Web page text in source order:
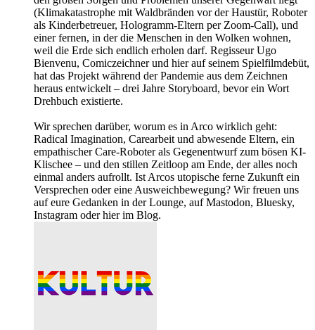
(Klimakatastrophe mit Waldbränden vor der Haustür, Roboter
als Kinderbetreuer, Hologramm-Eltern per Zoom-Call), und
einer fernen, in der die Menschen in den Wolken wohnen,
weil die Erde sich endlich erholen darf. Regisseur Ugo
Bienvenu, Comiczeichner und hier auf seinem Spielfilmdebüt,
hat das Projekt während der Pandemie aus dem Zeichnen
heraus entwickelt – drei Jahre Storyboard, bevor ein Wort
Drehbuch existierte.
Wir sprechen darüber, worum es in Arco wirklich geht:
Radical Imagination, Carearbeit und abwesende Eltern, ein
empathischer Care-Roboter als Gegenentwurf zum bösen KI-
Klischee – und den stillen Zeitloop am Ende, der alles noch
einmal anders aufrollt. Ist Arcos utopische ferne Zukunft ein
Versprechen oder eine Ausweichbewegung? Wir freuen uns
auf eure Gedanken in der Lounge, auf Mastodon, Bluesky,
Instagram oder hier im Blog.